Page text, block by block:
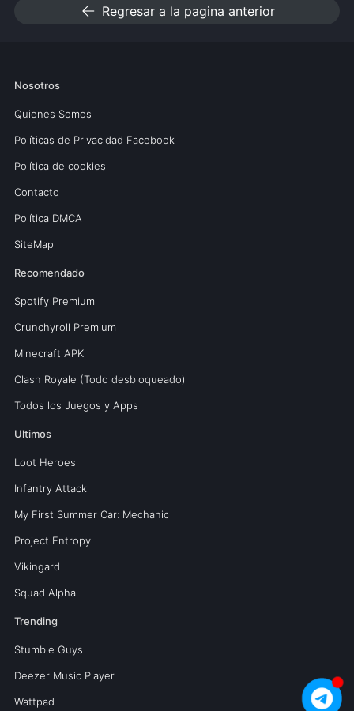
arrow_back Regresar a la pagina anterior
Nosotros
Quienes Somos
Políticas de Privacidad Facebook
Política de cookies
Contacto
Política DMCA
SiteMap
Recomendado
Spotify Premium
Crunchyroll Premium
Minecraft APK
Clash Royale (Todo desbloqueado)
Todos los Juegos y Apps
Ultimos
Loot Heroes
Infantry Attack
My First Summer Car: Mechanic
Project Entropy
Vikingard
Squad Alpha
Trending
Stumble Guys
Deezer Music Player
Wattpad